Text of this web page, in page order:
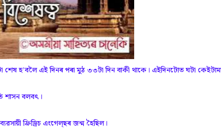
শেষ হ’বলৈ এই দিনৰ পৰা মুঠ ৩৩টা দিন বাকী থাকে। এইদিনটোত ঘটা
শাসন বলবৎ।
ফ্ৰিড্ৰিচ এংগেল্‌ছৰ জন্ম হৈছিল।